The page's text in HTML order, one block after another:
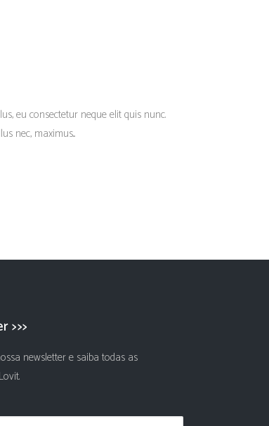
eu consectetur neque elit quis nunc.
nec, maximus...
newsletter e saiba todas as